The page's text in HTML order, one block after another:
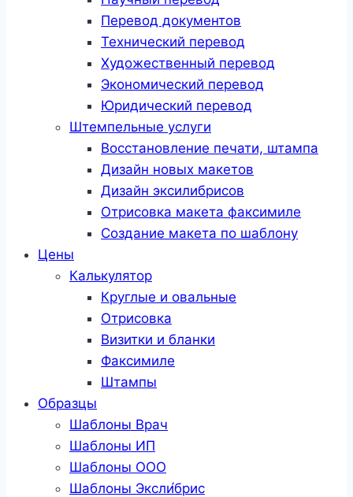
Перевод документов
Технический перевод
Художественный перевод
Экономический перевод
Юридический перевод
Штемпельные услуги
Восстановление печати, штампа
Дизайн новых макетов
Дизайн эксилибрисов
Отрисовка макета факсимиле
Создание макета по шаблону
Цены
Калькулятор
Круглые и овальные
Отрисовка
Визитки и бланки
Факсимиле
Штампы
Образцы
Шаблоны Врач
Шаблоны ИП
Шаблоны ООО
Шаблоны Эксли́брис